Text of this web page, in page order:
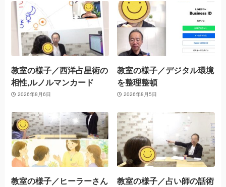
教室の様子／西洋占星術の
相性,ルノルマンカード
2026年8月6日
教室の様子／デジタル環境
を整理整頓
2026年8月5日
教室の様子／ヒーラーさん
教室の様子／占い師の話術